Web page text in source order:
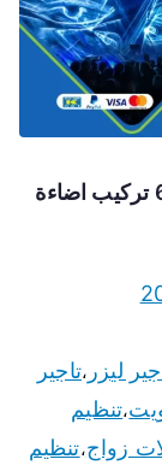
تاجير ليزر للمناسبات الشويخ 66875552 تركيب اضاءة
ليزر ،تاجير
،تنظيم
زواج،تنظيم